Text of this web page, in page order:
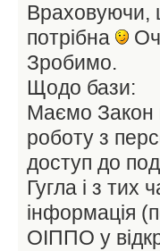
Враховуючи,
потрібна
Зробимо.
Щодо бази:
Маємо Закон
роботу з
доступ до
Гугла і з тих
інформація
ОІППО у